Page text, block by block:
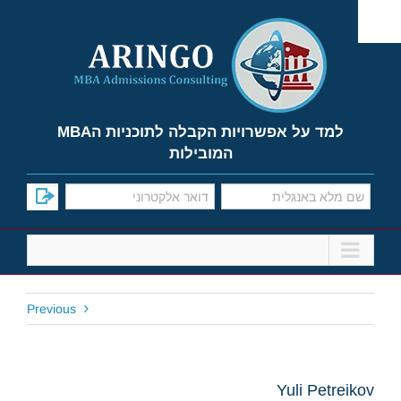
content
למד על אפשרויות הקבלה לתוכניות הMBA
המובילות
Previous
Yuli Petreikov